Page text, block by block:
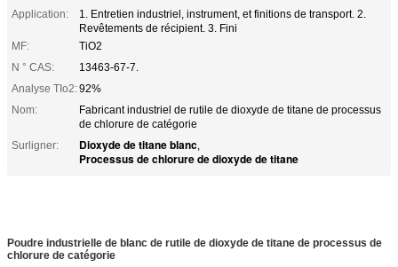
Application:
1. Entretien industriel, instrument, et finitions de transport. 2.
Revêtements de récipient. 3. Fini
MF:
TiO2
N ° CAS:
13463-67-7.
Analyse TIo2:92%
Nom:
Fabricant industriel de rutile de dioxyde de titane de processus
de chlorure de catégorie
Surligner:
Dioxyde de titane blanc,
Processus de chlorure de dioxyde de titane
Poudre industrielle de blanc de rutile de dioxyde de titane de processus de
chlorure de catégorie